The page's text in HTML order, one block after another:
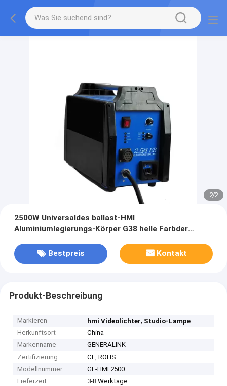
2/2
2500W Universaldes ballast-HMI
Aluminiumlegierungs-Körper G38 helle Farbder
Bestpreis
Kontakt
Produkt-Beschreibung
Markieren hmi Videolichter, Studio-Lampe
Herkunftsort
China
Markenname
GENERALINK
Zertifizierung
CE, ROHS
Modellnummer
GL-HMI 2500
Lieferzeit
3-8 Werktage